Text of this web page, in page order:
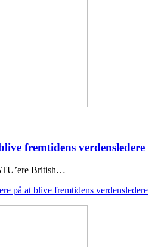
fremtidens verdensledere
British…
på at blive fremtidens verdensledere